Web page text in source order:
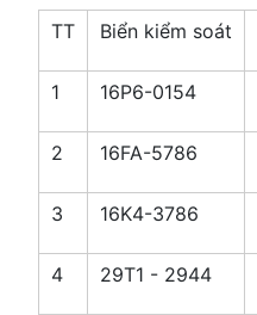
TT Biển kiểm soát
1 16P6-0154
2 16FA-5786
3 16K4-3786
4 29T1 - 2944